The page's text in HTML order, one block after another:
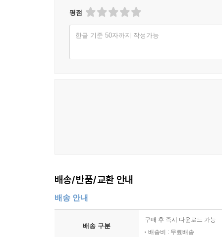
평점
한글 기준 50자까지 작성가능
배송/반품/교환 안내
배송 안내
배송 구분
구매 후 즉시 다운로드 가능
배송비 : 무료배송